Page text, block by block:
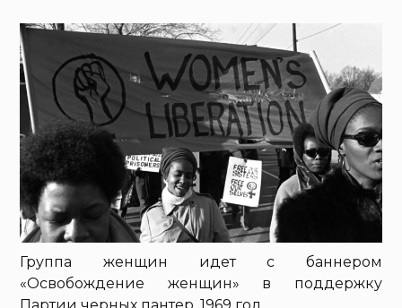
Группа женщин идет с баннером
«Освобождение женщин» в поддержку